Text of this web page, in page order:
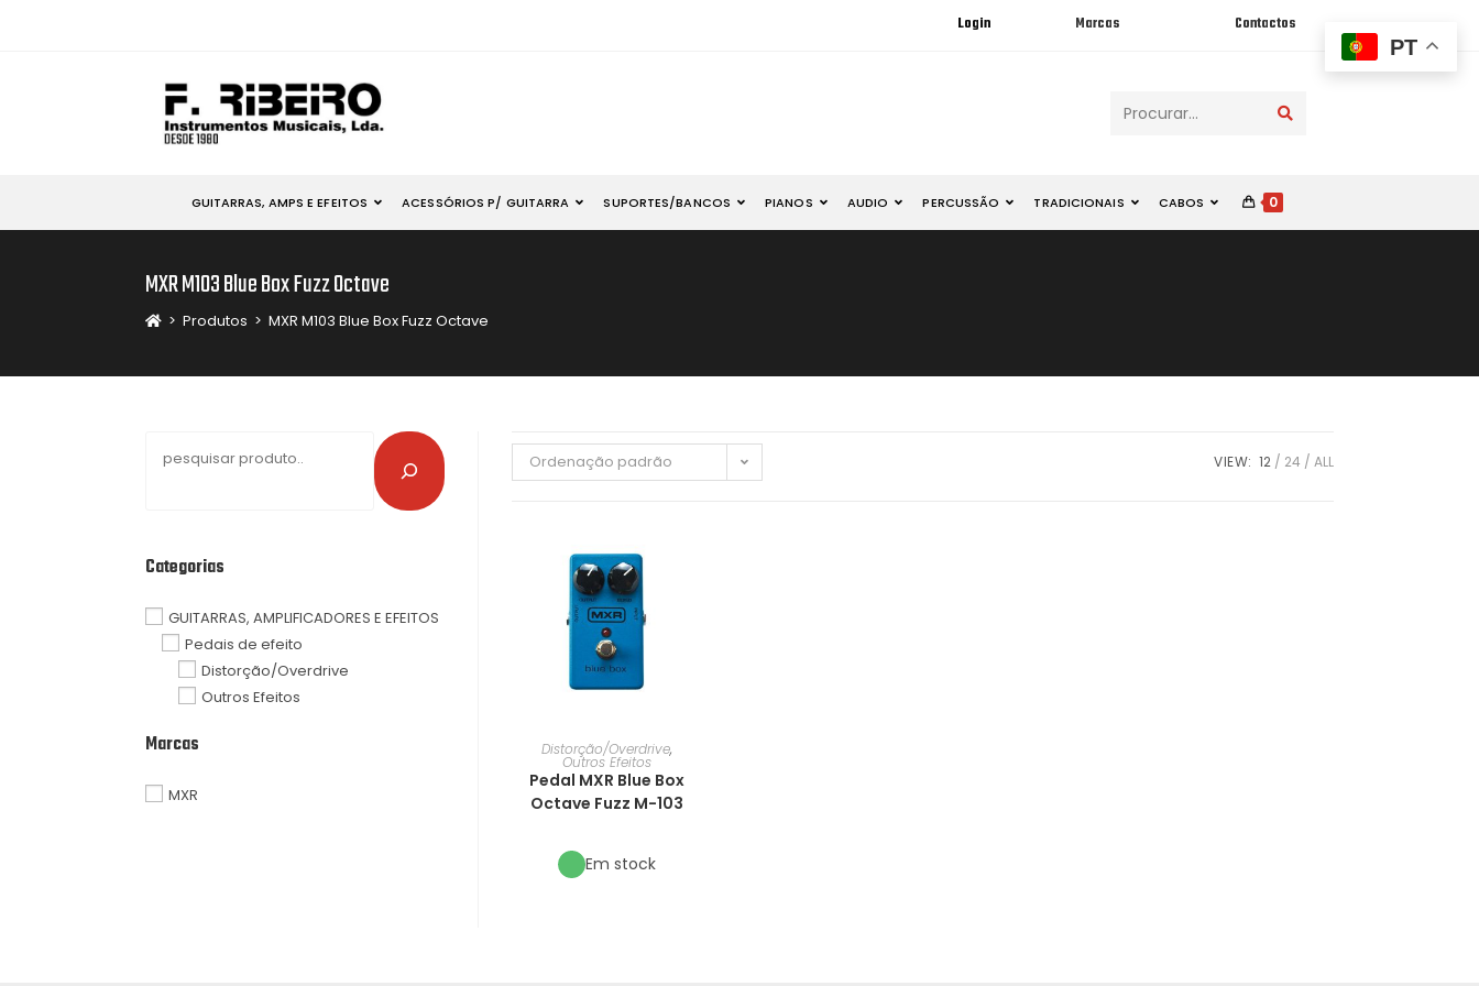
Login Marcas Contactos
Procurar...
GUITARRAS, AMPS E EFEITOS ACESSÓRIOS P/ GUITARRA SUPORTES/BANCOS PIANOS AUDIO PERCUSSÃO TRADICIONAIS CABOS 0
MXR M103 Blue Box Fuzz Octave
> Produtos > MXR M103 Blue Box Fuzz Octave
Ordenação padrão VIEW: 12 24 ALL
Distorção/Overdrive,
Outros Efeitos
Pedal MXR Blue Box
Octave Fuzz M-103
Em stock
Categorias
GUITARRAS, AMPLIFICADORES E EFEITOS
Pedais de efeito
Distorção/Overdrive
Outros Efeitos
Marcas
MXR
PT